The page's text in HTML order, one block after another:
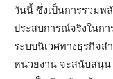
วันนี้ ซึ่งเป็นการรวมพ
ประสบการณ์จริงในกา
ระบบนิเวศทางธุรกิจ
หน่วยงาน จะสนับสนุน